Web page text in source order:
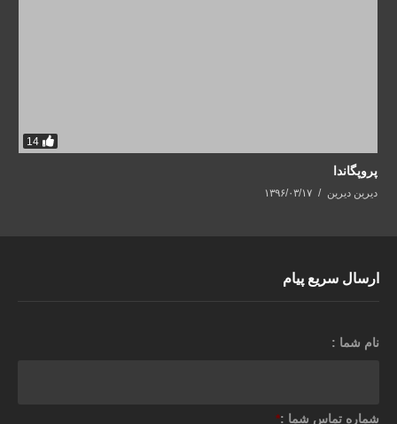
14
پروپگاندا
دیرین دیرین ۱۳۹۶/۰۳/۱۷
ارسال سریع پیام
نام شما :
شماره تماس شما :*